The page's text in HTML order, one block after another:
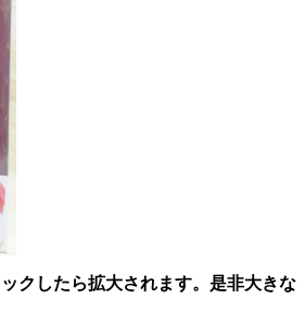
ックしたら拡大されます。是非大きな